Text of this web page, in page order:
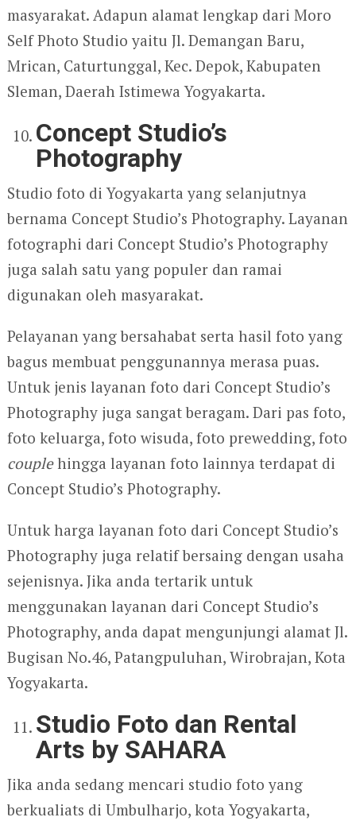
masyarakat. Adapun alamat lengkap dari Moro
Self Photo Studio yaitu Jl. Demangan Baru,
Mrican, Caturtunggal, Kec. Depok, Kabupaten
Sleman, Daerah Istimewa Yogyakarta.
Concept Studio’s
Photography
Studio foto di Yogyakarta yang selanjutnya
bernama Concept Studio’s Photography. Layanan
fotographi dari Concept Studio’s Photography
juga salah satu yang populer dan ramai
digunakan oleh masyarakat.
Pelayanan yang bersahabat serta hasil foto yang
bagus membuat penggunannya merasa puas.
Untuk jenis layanan foto dari Concept Studio’s
Photography juga sangat beragam. Dari pas foto,
foto keluarga, foto wisuda, foto prewedding, foto
couplehingga layanan foto lainnya terdapat di
Concept Studio’s Photography.
Untuk harga layanan foto dari Concept Studio’s
Photography juga relatif bersaing dengan usaha
sejenisnya. Jika anda tertarik untuk
menggunakan layanan dari Concept Studio’s
Photography, anda dapat mengunjungi alamat Jl.
Bugisan No.46, Patangpuluhan, Wirobrajan, Kota
Yogyakarta.
Studio Foto dan Rental
Arts by SAHARA
Jika anda sedang mencari studio foto yang
berkualiats di Umbulharjo, kota Yogyakarta,